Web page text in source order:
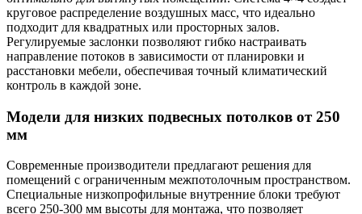
круговое распределение воздушных масс, что идеально
подходит для квадратных или просторных залов.
Регулируемые заслонки позволяют гибко настраивать
направление потоков в зависимости от планировки и
расстановки мебели, обеспечивая точный климатический
контроль в каждой зоне.
Модели для низких подвесных потолков от 250
мм
Современные производители предлагают решения для
помещений с ограниченным межпотолочным пространством.
Специальные низкопрофильные внутренние блоки требуют
всего 250-300 мм высоты для монтажа, что позволяет